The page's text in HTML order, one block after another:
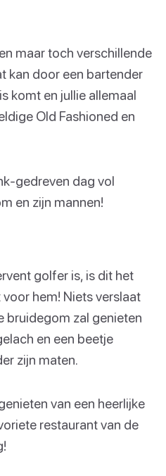
maar toch verschillende
kan door een bartender
komt en jullie allemaal
Old Fashioned en
gedreven dag vol
en zijn mannen!
golfer is, is dit het
hem! Niets verslaat
bruidegom zal genieten
en een beetje
zijn maten.
van een heerlijke
restaurant van de